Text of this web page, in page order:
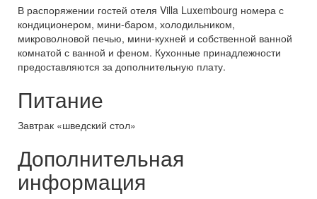
В распоряжении гостей отеля Villa Luxembourg номера с
кондиционером, мини-баром, холодильником,
микроволновой печью, мини-кухней и собственной ванной
комнатой с ванной и феном. Кухонные принадлежности
предоставляются за дополнительную плату.
Питание
Завтрак «шведский стол»
Дополнительная
информация